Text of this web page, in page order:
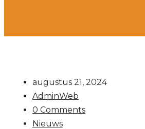
augustus 21, 2024
AdminWeb
0 Comments
Nieuws